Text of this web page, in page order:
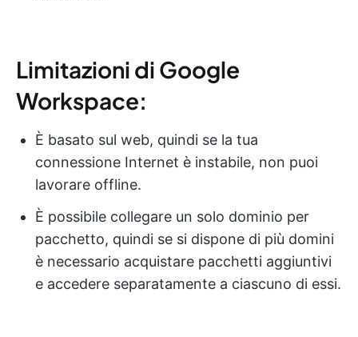
Limitazioni di Google
Workspace:
È basato sul web, quindi se la tua
connessione Internet è instabile, non puoi
lavorare offline.
È possibile collegare un solo dominio per
pacchetto, quindi se si dispone di più domini
è necessario acquistare pacchetti aggiuntivi
e accedere separatamente a ciascuno di essi.